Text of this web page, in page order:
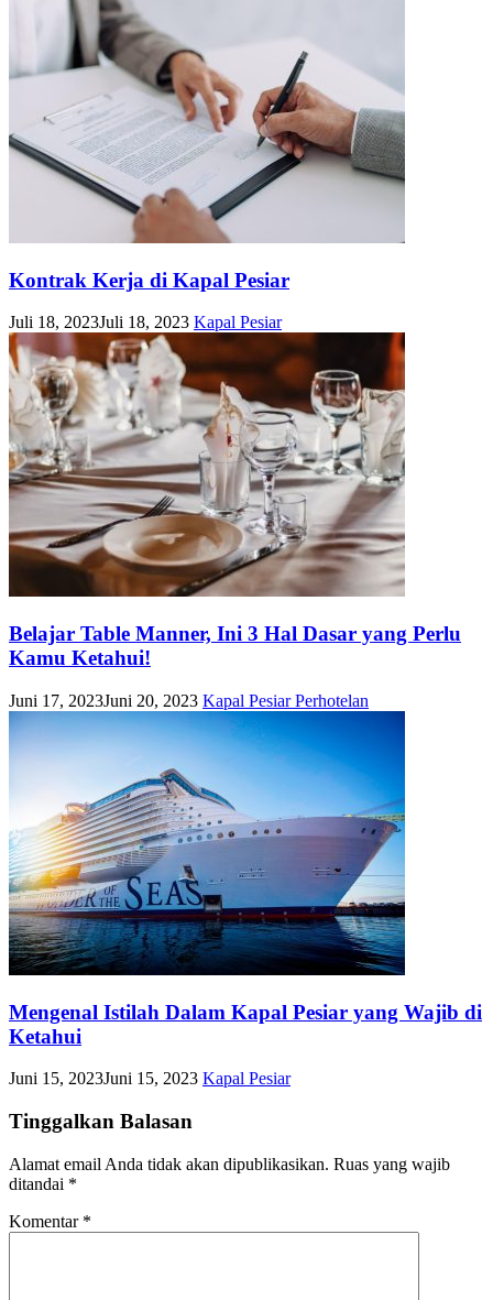
Kontrak Kerja di Kapal Pesiar
Juli 18, 2023Juli 18, 2023 Kapal Pesiar
Belajar Table Manner, Ini 3 Hal Dasar yang Perlu
Kamu Ketahui!
Juni 17, 2023Juni 20, 2023 Kapal PesiarPerhotelan
Mengenal Istilah Dalam Kapal Pesiar yang Wajib di
Ketahui
Juni 15, 2023Juni 15, 2023 Kapal Pesiar
Tinggalkan Balasan
Alamat email Anda tidak akan dipublikasikan. Ruas yang wajib
ditandai *
Komentar *